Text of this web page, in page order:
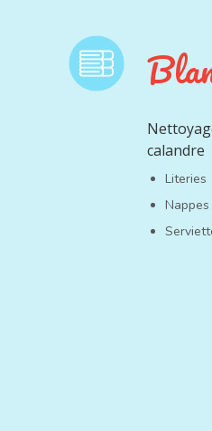
calandre
Literies
Nappes